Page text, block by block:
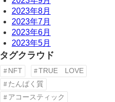
2023年8月
2023年7月
2023年6月
2023年5月
タグクラウド
NFT
TRUE LOVE
たんぱく質
アコースティック